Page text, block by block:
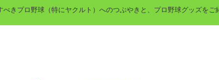
べきプロ野球（特にヤクルト）へのつぶやきと、プロ野球グッズをご